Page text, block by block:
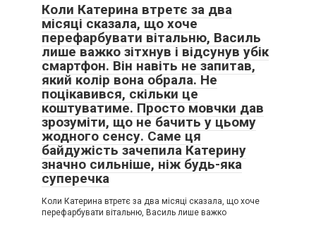
Коли Катерина втретє за два
місяці сказала, що хоче
перефарбувати вітальню, Василь
лише важко зітхнув і відсунув убік
смартфон. Він навіть не запитав,
який колір вона обрала. Не
поцікавився, скільки це
коштуватиме. Просто мовчки дав
зрозуміти, що не бачить у цьому
жодного сенсу. Саме ця
байдужість зачепила Катерину
значно сильніше, ніж будь-яка
суперечка
Коли Катерина втретє за два місяці сказала, що хоче
перефарбувати вітальню, Василь лише важко